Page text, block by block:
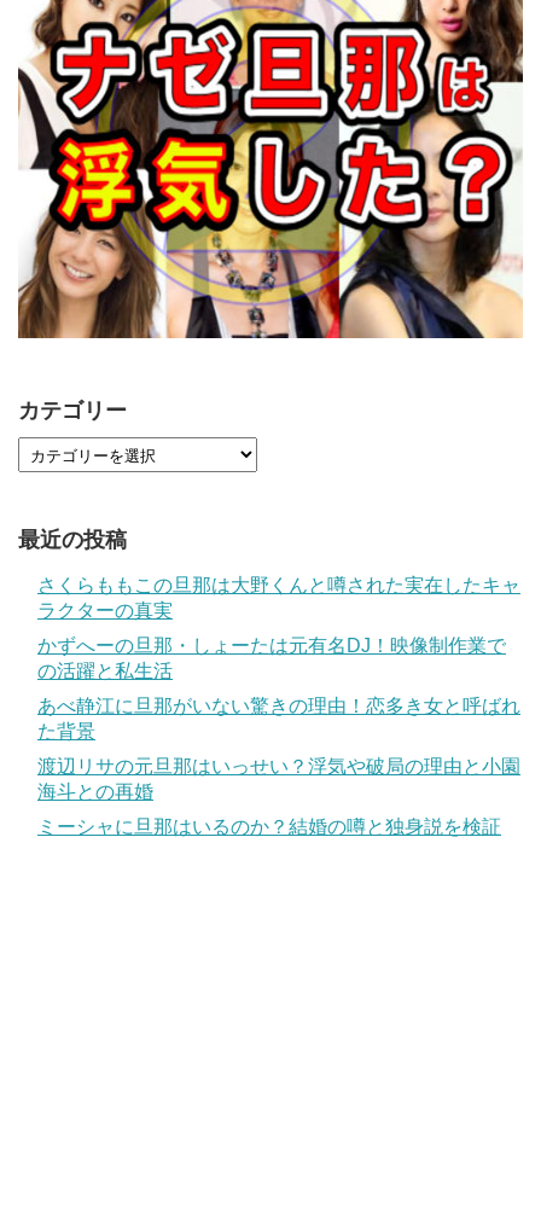
カテゴリー
最近の投稿
さくらももこの旦那は大野くんと噂された実在したキャ
ラクターの真実
かずへーの旦那・しょーたは元有名DJ！映像制作業で
の活躍と私生活
あべ静江に旦那がいない驚きの理由！恋多き女と呼ばれ
た背景
渡辺リサの元旦那はいっせい？浮気や破局の理由と小園
海斗との再婚
ミーシャに旦那はいるのか？結婚の噂と独身説を検証